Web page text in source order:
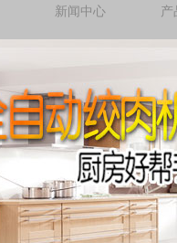
新闻中心 产